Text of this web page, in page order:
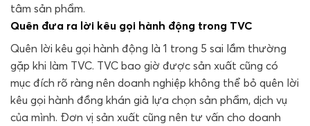
tâm sản phẩm.
Quên đưa ra lời kêu gọi hành động trong TVC
Quên lời kêu gọi hành động là 1 trong 5 sai lầm thường
gặp khi làm TVC. TVC bao giờ được sản xuất cũng có
mục đích rõ ràng nên doanh nghiệp không thể bỏ quên lời
kêu gọi hành đồng khán giả lựa chọn sản phẩm, dịch vụ
của mình. Đơn vị sản xuất cũng nên tư vấn cho doanh